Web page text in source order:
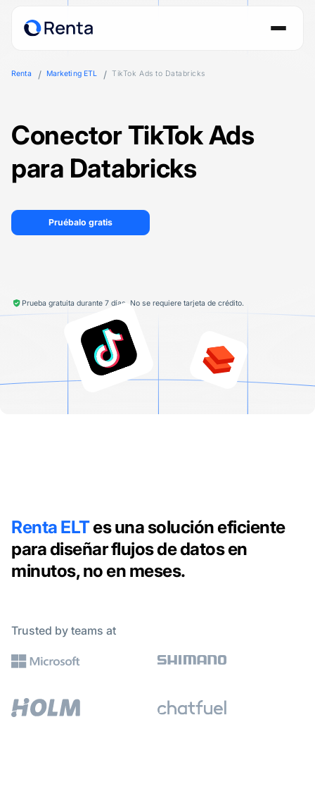
Renta Marketing ETL TikTok Ads to Databricks
Conector TikTok Ads
para Databricks
Pruébalo gratis
Prueba gratuita durante 7 días. No se requiere tarjeta de crédito.
Renta ELTes una solución eficiente
para diseñar flujos de datos en
minutos, no en meses.
Trusted by teams at